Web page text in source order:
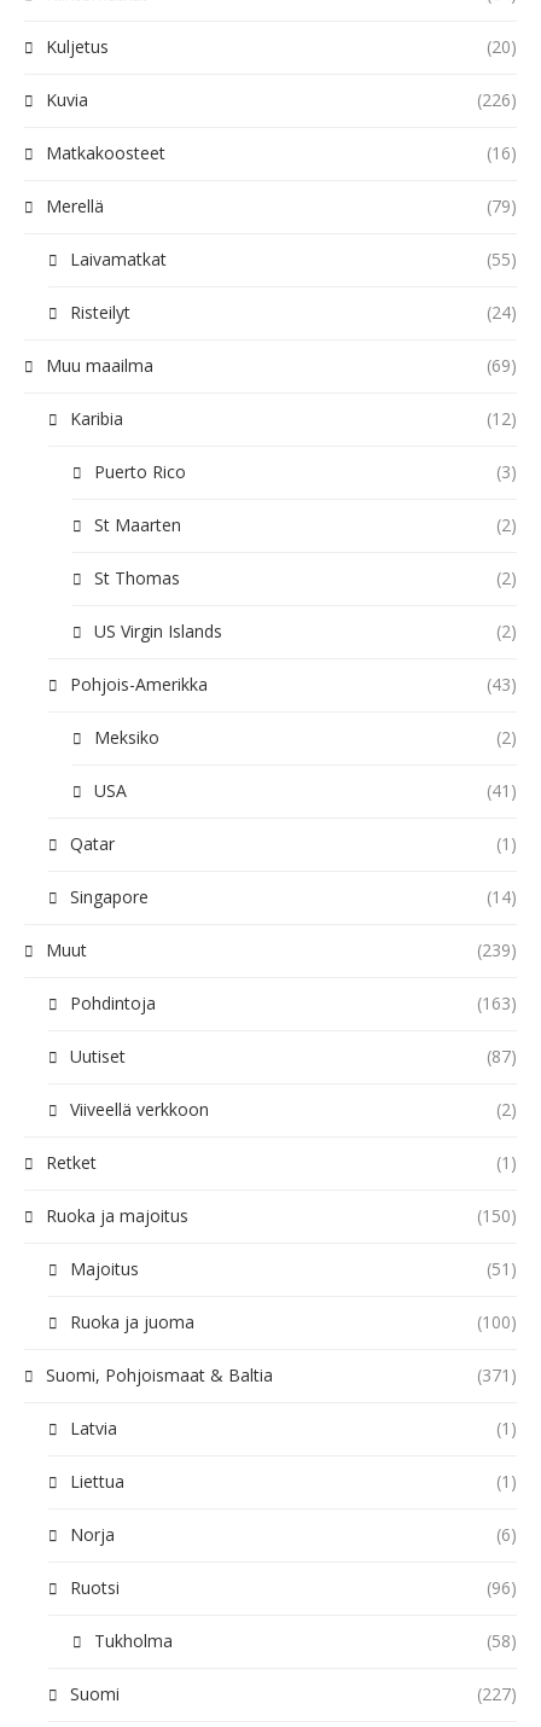
Kuljetus (20)
Kuvia (226)
Matkakoosteet (16)
Merellä (79)
Laivamatkat (55)
Risteilyt (24)
Muu maailma (69)
Karibia (12)
Puerto Rico (3)
St Maarten (2)
St Thomas (2)
US Virgin Islands (2)
Pohjois-Amerikka (43)
Meksiko (2)
USA (41)
Qatar (1)
Singapore (14)
Muut (239)
Pohdintoja (163)
Uutiset (87)
Viiveellä verkkoon (2)
Retket (1)
Ruoka ja majoitus (150)
Majoitus (51)
Ruoka ja juoma (100)
Suomi, Pohjoismaat & Baltia (371)
Latvia (1)
Liettua (1)
Norja (6)
Ruotsi (96)
Tukholma (58)
Suomi (227)